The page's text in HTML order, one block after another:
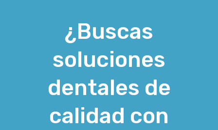
¿Buscas
soluciones
dentales de
calidad con